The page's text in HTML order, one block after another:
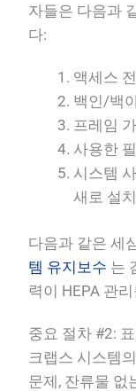
자들은 다음과
다:
액세스
백인/백
프레임
사용한
시스템
새로 설
다음과 같은 세
템 유지보수 는
력이 HEPA 관
중요 절차 #2:
크랩스 시스템
문제, 잔류물 없